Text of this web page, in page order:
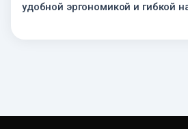
удобной эргономикой и гибкой